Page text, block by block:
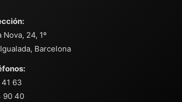
Nova, 24, 1º
Barcelona
63
90 40